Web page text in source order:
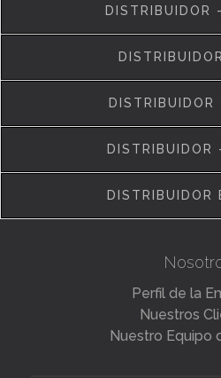
DISTRIBUIDOR
DISTRIBUIDOR
DISTRIBUIDOR
DISTRIBUIDOR
Perfil de la
Nuestros
Nuestro Equipo